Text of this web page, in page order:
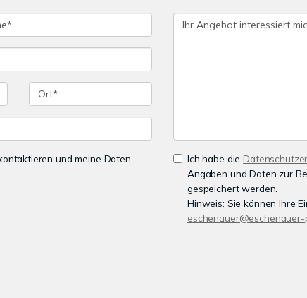
und meine Daten
Ich habe die
Angaben und Daten zur
gespeichert werden.
Hinweis: Sie können Ihre